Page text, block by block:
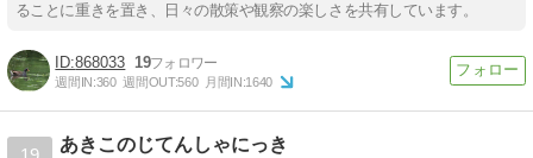
ることに重きを置き、日々の散策や観察の楽しさを共有しています。
868033 19
週間IN:360 週間OUT:560 月間IN:1640
あきこのじてんしゃにっき